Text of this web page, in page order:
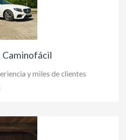
Caminofácil
y miles de clientes